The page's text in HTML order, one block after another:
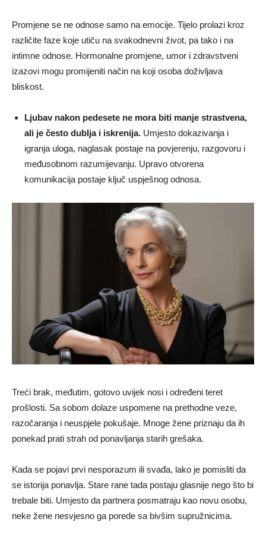
Promjene se ne odnose samo na emocije. Tijelo prolazi kroz
različite faze koje utiču na svakodnevni život, pa tako i na
intimne odnose. Hormonalne promjene, umor i zdravstveni
izazovi mogu promijeniti način na koji osoba doživljava
bliskost.
Ljubav nakon pedesete ne mora biti manje strastvena,
ali je često dublja i iskrenija. Umjesto dokazivanja i
igranja uloga, naglasak postaje na povjerenju, razgovoru i
međusobnom razumijevanju. Upravo otvorena
komunikacija postaje ključ uspješnog odnosa.
Treći brak, međutim, gotovo uvijek nosi i određeni teret
prošlosti. Sa sobom dolaze uspomene na prethodne veze,
razočaranja i neuspjele pokušaje. Mnoge žene priznaju da ih
ponekad prati strah od ponavljanja starih grešaka.
Kada se pojavi prvi nesporazum ili svađa, lako je pomisliti da
se istorija ponavlja. Stare rane tada postaju glasnije nego što bi
trebale biti. Umjesto da partnera posmatraju kao novu osobu,
neke žene nesvjesno ga porede sa bivšim supružnicima.